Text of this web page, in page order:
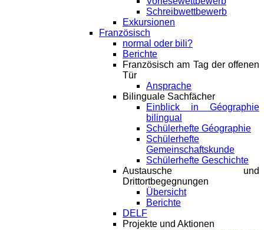
Schreibwettbewerb
Exkursionen
Französisch
normal oder bili?
Berichte
Französisch am Tag der offenen
Tür
Ansprache
Bilinguale Sachfächer
Einblick in Géographie
bilingual
Schülerhefte Géographie
Schülerhefte
Gemeinschaftskunde
Schülerhefte Geschichte
Austausche und
Drittortbegegnungen
Übersicht
Berichte
DELF
Projekte und Aktionen